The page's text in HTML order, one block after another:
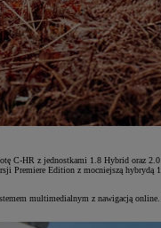
C-HR z jednostkami 1.8 Hybrid oraz
Premiere Edition z mocniejszą
multimedialnym z nawigacją